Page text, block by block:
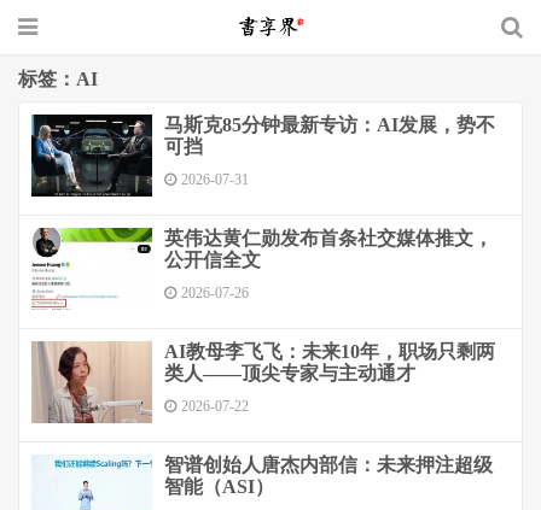
标签：AI
马斯克85分钟最新专访：AI发展，势不
可挡
2026-07-31
英伟达黄仁勋发布首条社交媒体推文，
公开信全文
2026-07-26
AI教母李飞飞：未来10年，职场只剩两
类人——顶尖专家与主动通才
2026-07-22
智谱创始人唐杰内部信：未来押注超级
智能（ASI）